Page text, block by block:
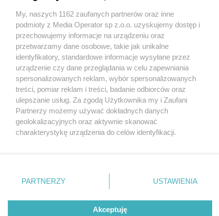
fot: źródło: Straż Miejska w Czeladzi
Nie sprzątasz swojego placu? Straż Miejska się za
ciebie weźmie, a sąd ukarze
Czeladź. Ul. Kamienna.
Niesprzątana nieruchomość
Wydawca mediów lokalnych
Nie zapomnij
zapoznać się z:
polityką prywatności
Twojemiasto
Piekary Śląskie
Chorzów
Tarnowskie Góry
Gliwice
Skontakuj sięz nami
Kontakt
Redakcja
Newsletter
My, naszych 1162 zaufanych partnerów oraz inne
podmioty z Media Operator sp z.o.o. uzyskujemy dostęp i
przechowujemy informacje na urządzeniu oraz
przetwarzamy dane osobowe, takie jak unikalne
identyfikatory, standardowe informacje wysyłane przez
urządzenie czy dane przeglądania w celu zapewniania
spersonalizowanych reklam, wybór spersonalizowanych
treści, pomiar reklam i treści, badanie odbiorców oraz
ulepszanie usług. Za zgodą Użytkownika my i Zaufani
Partnerzy możemy używać dokładnych danych
geolokalizacyjnych oraz aktywnie skanować
charakterystykę urządzenia do celów identyfikacji.
zmienić/wycofać klikając przycisk ustawień prywatności
znajdujący się w lewym dolnym rogu strony
rodzaje przetwarzania danych nie wymagają zgody
użytkownika, ale masz prawo sprzeciwić się takiemu
PARTNERZY USTAWIENIA
Akceptuję